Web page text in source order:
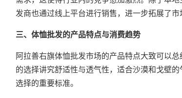
发商也通过线上平台进行销售，进一步拓展了市
三、体恤批发的产品特点与消费趋势
阿拉善右旗体恤批发市场的产品特点大致可以
的选择讲究舒适性与透气性，适合沙漠和戈壁
选择的重要标准。